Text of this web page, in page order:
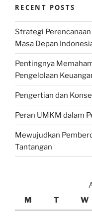
RECENT POSTS
Strategi
Masa Depan
Pentingnya
Pengelolaan
Pengertian dan
Peran UMKM dalam
Mewujudkan
Tantangan
M
T W